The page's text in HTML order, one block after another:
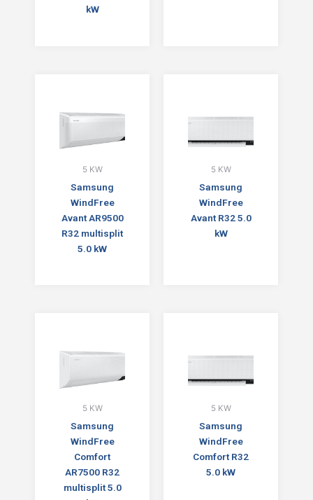
kW
5 KW
Samsung
WindFree
Avant AR9500
R32 multisplit
5.0 kW
5 KW
Samsung
WindFree
Avant R32 5.0
kW
5 KW
Samsung
WindFree
Comfort
AR7500 R32
multisplit 5.0
5 KW
Samsung
WindFree
Comfort R32
5.0 kW